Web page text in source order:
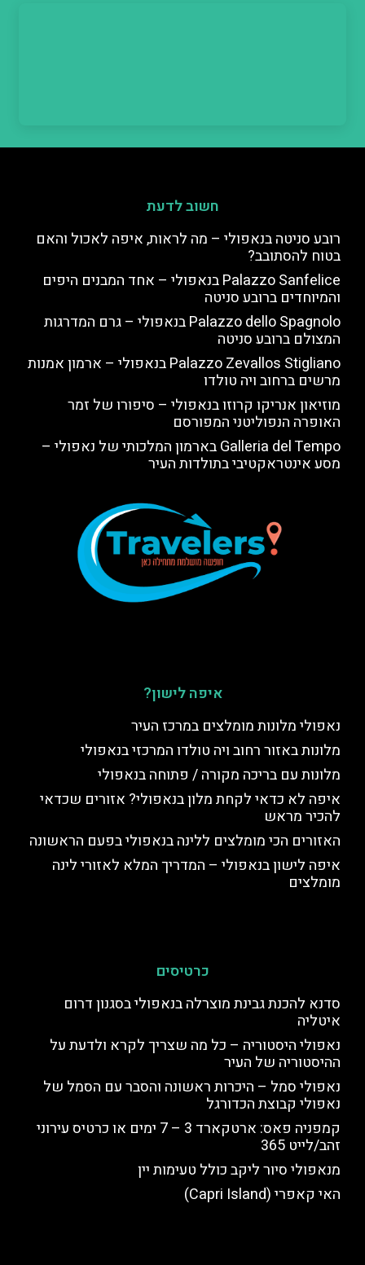
חשוב לדעת
רובע סניטה בנאפולי – מה לראות, איפה לאכול והאם
בטוח להסתובב?
Palazzo Sanfelice בנאפולי – אחד המבנים היפים
והמיוחדים ברובע סניטה
Palazzo dello Spagnolo בנאפולי – גרם המדרגות
המצולם ברובע סניטה
Palazzo Zevallos Stigliano בנאפולי – ארמון אמנות
מרשים ברחוב ויה טולדו
מוזיאון אנריקו קרוזו בנאפולי – סיפורו של זמר
האופרה הנפוליטני המפורסם
Galleria del Tempo בארמון המלכותי של נאפולי –
מסע אינטראקטיבי בתולדות העיר
איפה לישון?
נאפולי מלונות מומלצים במרכז העיר
מלונות באזור רחוב ויה טולדו המרכזי בנאפולי
מלונות עם בריכה מקורה / פתוחה בנאפולי
איפה לא כדאי לקחת מלון בנאפולי? אזורים שכדאי
להכיר מראש
האזורים הכי מומלצים ללינה בנאפולי בפעם הראשונה
איפה לישון בנאפולי – המדריך המלא לאזורי לינה
מומלצים
כרטיסים
סדנא להכנת גבינת מוצרלה בנאפולי בסגנון דרום
איטליה
נאפולי היסטוריה – כל מה שצריך לקרא ולדעת על
ההיסטוריה של העיר
נאפולי סמל – היכרות ראשונה והסבר עם הסמל של
נאפולי קבוצת הכדורגל
קמפניה פאס: ארטקארד 3 – 7 ימים או כרטיס עירוני
זהב/לייט 365
מנאפולי סיור ליקב כולל טעימות יין
האי קאפרי (Capri Island)